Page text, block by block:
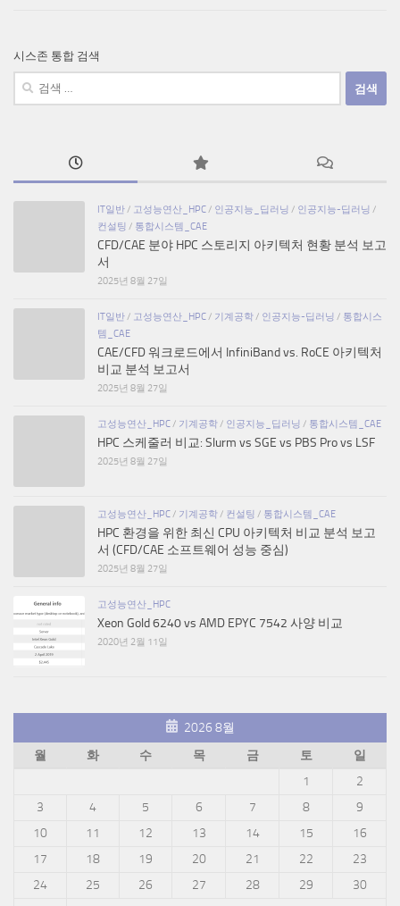
시스존 통합 검색
검
IT일반/ 고성능연산_HPC/ 인공지능_딥러닝 / 인공지능-딥러닝 /
컨설팅 / 통합시스템_CAE
CFD/CAE 분야 HPC 스토리지 아키텍처 현황 분석 보고
서
2025년 8월 27일
IT일반/ 고성능연산_HPC/ 기계공학/ 인공지능-딥러닝 / 통합시스
템_CAE
CAE/CFD 워크로드에서 InfiniBand vs. RoCE 아키텍처
비교 분석 보고서
2025년 8월 27일
고성능연산_HPC/ 기계공학/ 인공지능_딥러닝 / 통합시스템_CAE
HPC 스케줄러 비교: Slurm vs SGE vs PBS Pro vs LSF
2025년 8월 27일
고성능연산_HPC/ 기계공학/ 컨설팅 / 통합시스템_CAE
HPC 환경을 위한 최신 CPU 아키텍처 비교 분석 보고
서 (CFD/CAE 소프트웨어 성능 중심)
2025년 8월 27일
고성능연산_HPC
Xeon Gold 6240 vs AMD EPYC 7542 사양 비교
2020년 2월 11일
2026 8월
월
화 수 목 금 토
일
1
2
3
4 5 6 7 8
9
10
11 12 13 14 15
16
17
18 19 20 21 22
23
24
25 26 27 28 29
30